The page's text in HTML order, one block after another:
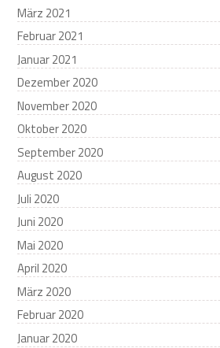
März 2021
Februar 2021
Januar 2021
Dezember 2020
November 2020
Oktober 2020
September 2020
August 2020
Juli 2020
Juni 2020
Mai 2020
April 2020
März 2020
Februar 2020
Januar 2020